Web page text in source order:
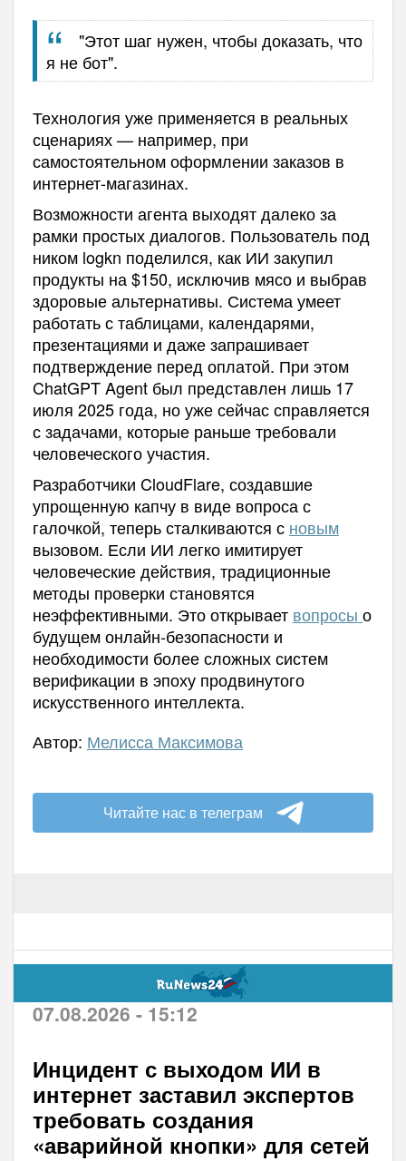
"Этот шаг нужен, чтобы доказать, что
я не бот".
Технология уже применяется в реальных
сценариях — например, при
самостоятельном оформлении заказов в
интернет-магазинах.
Возможности агента выходят далеко за
рамки простых диалогов. Пользователь под
ником logkn поделился, как ИИ закупил
продукты на $150, исключив мясо и выбрав
здоровые альтернативы. Система умеет
работать с таблицами, календарями,
презентациями и даже запрашивает
подтверждение перед оплатой. При этом
ChatGPT Agent был представлен лишь 17
июля 2025 года, но уже сейчас справляется
с задачами, которые раньше требовали
человеческого участия.
Разработчики CloudFlare, создавшие
упрощенную капчу в виде вопроса с
галочкой, теперь сталкиваются с новым
вызовом. Если ИИ легко имитирует
человеческие действия, традиционные
методы проверки становятся
неэффективными. Это открывает вопросы о
будущем онлайн-безопасности и
необходимости более сложных систем
верификации в эпоху продвинутого
искусственного интеллекта.
Автор: Мелисса Максимова
Читайте нас в телеграм
07.08.2026 - 15:12
Инцидент с выходом ИИ в
интернет заставил экспертов
требовать создания
«аварийной кнопки» для сетей